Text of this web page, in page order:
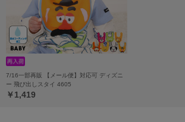
7/16一部再販 【メール便】対応可 ディズニ
ー 飛び出しスタイ 4605
￥1,419